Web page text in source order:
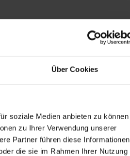
Über Cookies
soziale Medien anbieten zu können
zu Ihrer Verwendung unserer
Partner führen diese Informationen
die sie im Rahmen Ihrer Nutzung